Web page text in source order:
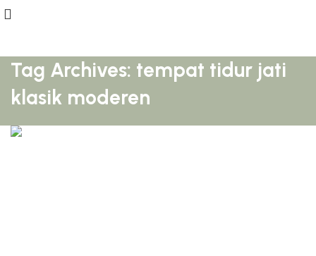
Tag Archives: tempat tidur jati
klasik moderen